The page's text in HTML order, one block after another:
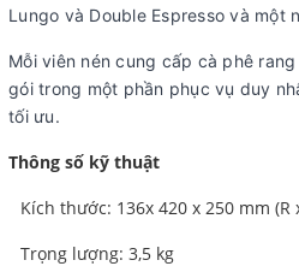
Lungo và Double Espresso và một
Mỗi viên nén cung cấp cà phê
gói trong một phần phục vụ duy
tối ưu.
Thông số kỹ thuật
Kích thước: 136x 420 x 250 mm (R
Trọng lượng: 3,5 kg